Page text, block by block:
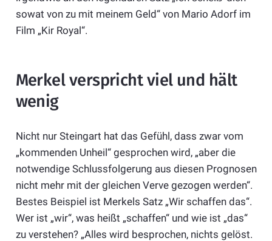
sowat von zu mit meinem Geld“ von Mario Adorf im
Film „Kir Royal“.
Merkel verspricht viel und hält
wenig
Nicht nur Steingart hat das Gefühl, dass zwar vom
„kommenden Unheil“ gesprochen wird, „aber die
notwendige Schlussfolgerung aus diesen Prognosen
nicht mehr mit der gleichen Verve gezogen werden“.
Bestes Beispiel ist Merkels Satz „Wir schaffen das“.
Wer ist „wir“, was heißt „schaffen“ und wie ist „das“
zu verstehen? „Alles wird besprochen, nichts gelöst.